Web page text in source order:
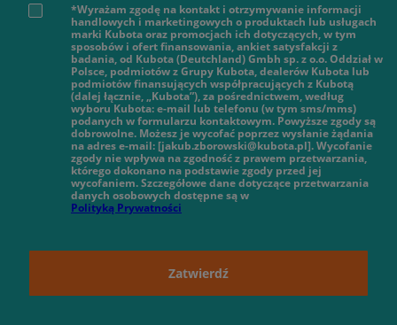
*Wyrażam zgodę na kontakt i otrzymywanie informacji
handlowych i marketingowych o produktach lub usługach
marki Kubota oraz promocjach ich dotyczących, w tym
sposobów i ofert finansowania, ankiet satysfakcji z
badania, od Kubota (Deutchland) Gmbh sp. z o.o. Oddział w
Polsce, podmiotów z Grupy Kubota, dealerów Kubota lub
podmiotów finansujących współpracujących z Kubotą
(dalej łącznie, „Kubota”), za pośrednictwem, według
wyboru Kubota: e-mail lub telefonu (w tym sms/mms)
podanych w formularzu kontaktowym. Powyższe zgody są
dobrowolne. Możesz je wycofać poprzez wysłanie żądania
na adres e-mail: [jakub.zborowski@kubota.pl]. Wycofanie
zgody nie wpływa na zgodność z prawem przetwarzania,
którego dokonano na podstawie zgody przed jej
wycofaniem. Szczegółowe dane dotyczące przetwarzania
danych osobowych dostępne są w
Polityką Prywatności
Zatwierdź